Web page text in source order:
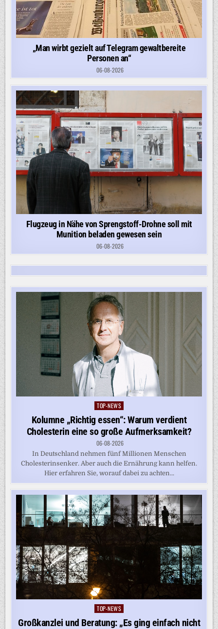
„Man wirbt gezielt auf Telegram gewaltbereite
Personen an“
06-08-2026
Flugzeug in Nähe von Sprengstoff-Drohne soll mit
Munition beladen gewesen sein
06-08-2026
Posted
TOP-NEWS
Kolumne „Richtig essen“: Warum verdient
Cholesterin eine so große Aufmerksamkeit?
06-08-2026
In Deutschland nehmen fünf Millionen Menschen
Cholesterinsenker. Aber auch die Ernährung kann helfen.
Hier erfahren Sie, worauf dabei zu achten...
Posted
TOP-NEWS
Großkanzlei und Beratung: „Es ging einfach nicht